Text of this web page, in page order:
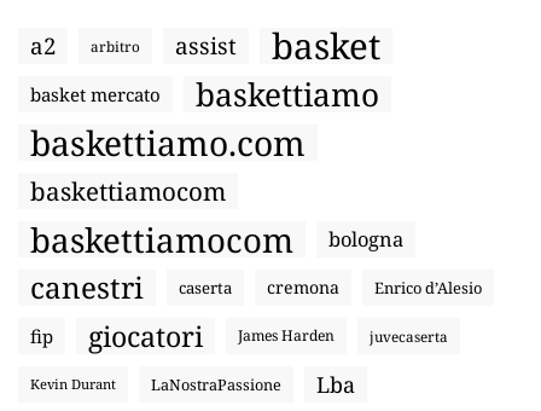
a2 arbitro assist basket
basket mercato baskettiamo
baskettiamo.com
baskettiamocom
baskettiamocom bologna
canestri caserta cremona Enrico d’Alesio
fip giocatori James Harden juvecaserta
Kevin Durant LaNostraPassione Lba